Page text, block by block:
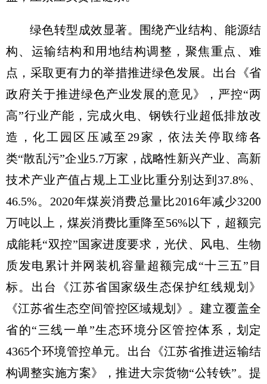
绿色转型成效显著。围绕产业结构、能源结
构、运输结构和用地结构调整，聚焦重点、难
点，采取更有力的举措推进绿色发展。出台《省
政府关于推进绿色产业发展的意见》，严控“两
高”行业产能，完成火电、钢铁行业超低排放改
造，化工园区压减至29家，依法关停取缔各
类“散乱污”企业5.7万家，战略性新兴产业、高新
技术产业产值占规上工业比重分别达到37.8%、
46.5%。2020年煤炭消费总量比2016年减少3200
万吨以上，煤炭消费比重降至56%以下，超额完
成能耗“双控”国家进度要求，光伏、风电、生物
质发电累计并网装机容量超额完成“十三五”目
标。出台《江苏省国家级生态保护红线规划》
《江苏省生态空间管控区域规划》。建立覆盖全
省的“三线一单”生态环境分区管控体系，划定
4365个环境管控单元。出台《江苏省推进运输结
构调整实施方案》，推进大宗货物“公转铁”。提